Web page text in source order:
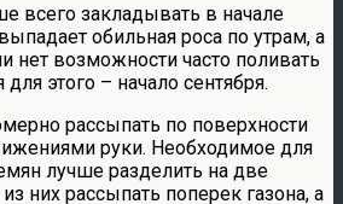
всего закладывать в начале
обильная роса по утрам, а
нет возможности часто поливать
этого – начало сентября.
рассыпать по поверхности
руки. Необходимое для
лучше разделить на две
них рассыпать поперек газона, а